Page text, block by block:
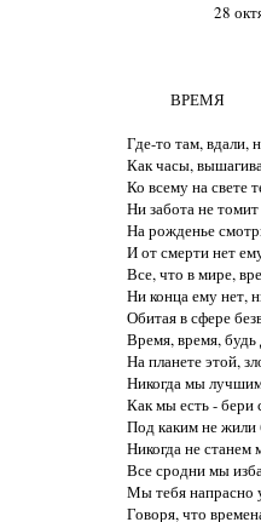
            ВРЕМЯ
Где-то там, вдали,
Как часы,
Ко всему на свете
Ни забота не
На рожденье
И от смерти нет
Все, что в мире,
Ни конца ему нет,
Обитая в сфере
Время, время,
На планете этой,
Никогда мы
Как мы есть - бери
Под каким не жили
Никогда не
Все сродни мы
Мы тебя напрасно
Говоря, что